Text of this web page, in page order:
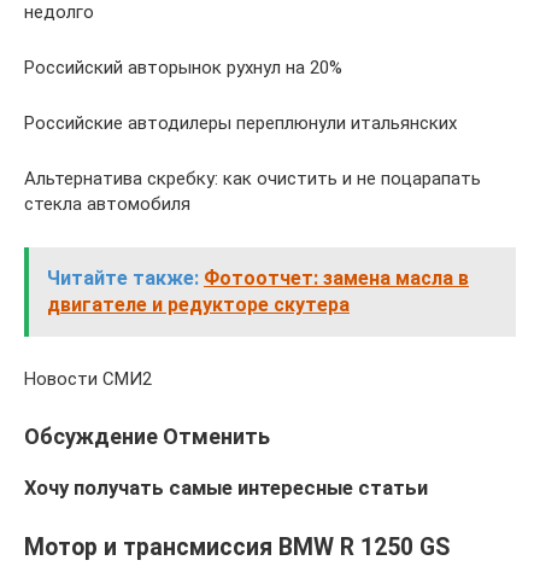
недолго
Российский авторынок рухнул на 20%
Российские автодилеры переплюнули итальянских
Альтернатива скребку: как очистить и не поцарапать
стекла автомобиля
Читайте также: Фотоотчет: замена масла в
двигателе и редукторе скутера
Новости СМИ2
Обсуждение Отменить
Хочу получать самые интересные статьи
Мотор и трансмиссия BMW R 1250 GS